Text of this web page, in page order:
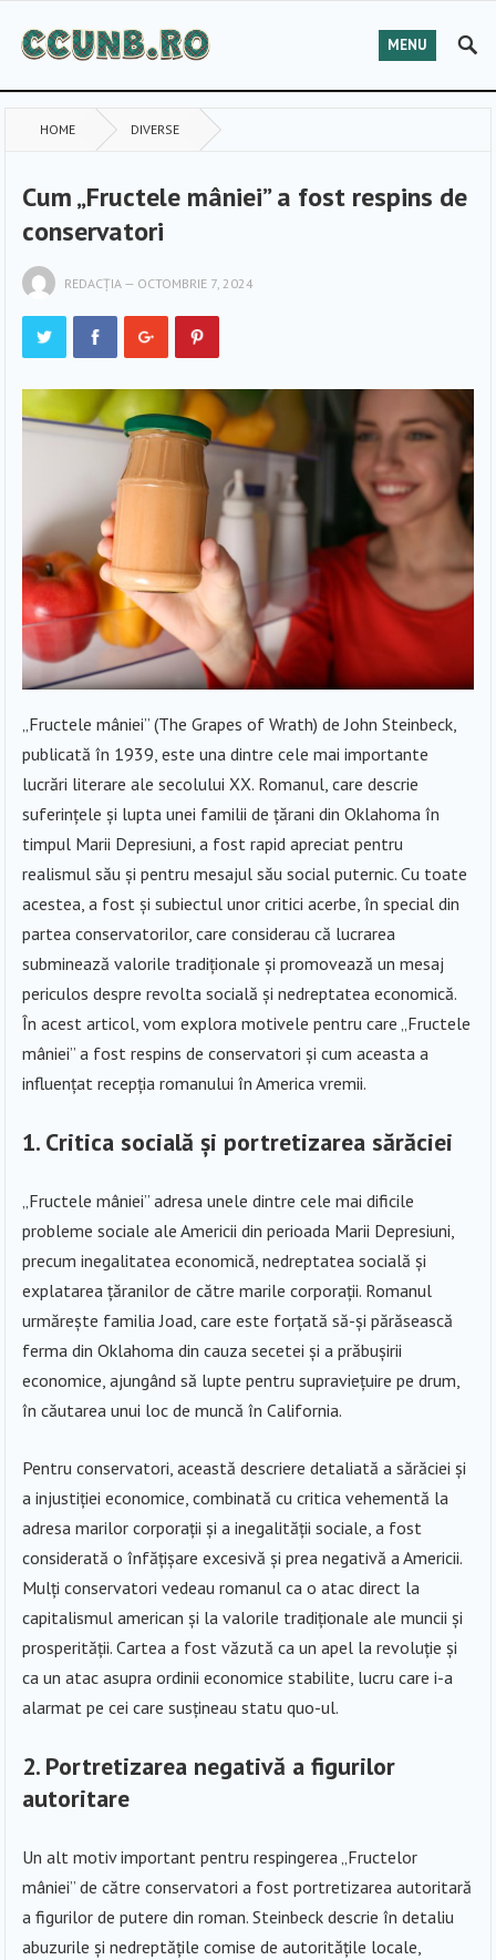
MENU
HOME DIVERSE
Cum „Fructele mâniei” a fost respins de
conservatori
REDACȚIA — OCTOMBRIE 7, 2024
„Fructele mâniei” (The Grapes of Wrath) de John Steinbeck,
publicată în 1939, este una dintre cele mai importante
lucrări literare ale secolului XX. Romanul, care descrie
suferințele și lupta unei familii de țărani din Oklahoma în
timpul Marii Depresiuni, a fost rapid apreciat pentru
realismul său și pentru mesajul său social puternic. Cu toate
acestea, a fost și subiectul unor critici acerbe, în special din
partea conservatorilor, care considerau că lucrarea
subminează valorile tradiționale și promovează un mesaj
periculos despre revolta socială și nedreptatea economică.
În acest articol, vom explora motivele pentru care „Fructele
mâniei” a fost respins de conservatori și cum aceasta a
influențat recepția romanului în America vremii.
1. Critica socială și portretizarea sărăciei
„Fructele mâniei” adresa unele dintre cele mai dificile
probleme sociale ale Americii din perioada Marii Depresiuni,
precum inegalitatea economică, nedreptatea socială și
explatarea țăranilor de către marile corporații. Romanul
urmărește familia Joad, care este forțată să-și părăsească
ferma din Oklahoma din cauza secetei și a prăbușirii
economice, ajungând să lupte pentru supraviețuire pe drum,
în căutarea unui loc de muncă în California.
Pentru conservatori, această descriere detaliată a sărăciei și
a injustiției economice, combinată cu critica vehementă la
adresa marilor corporații și a inegalității sociale, a fost
considerată o înfățișare excesivă și prea negativă a Americii.
Mulți conservatori vedeau romanul ca o atac direct la
capitalismul american și la valorile tradiționale ale muncii și
prosperității. Cartea a fost văzută ca un apel la revoluție și
ca un atac asupra ordinii economice stabilite, lucru care i-a
alarmat pe cei care susțineau statu quo-ul.
2. Portretizarea negativă a figurilor
autoritare
Un alt motiv important pentru respingerea „Fructelor
mâniei” de către conservatori a fost portretizarea autoritară
a figurilor de putere din roman. Steinbeck descrie în detaliu
abuzurile și nedreptățile comise de autoritățile locale,